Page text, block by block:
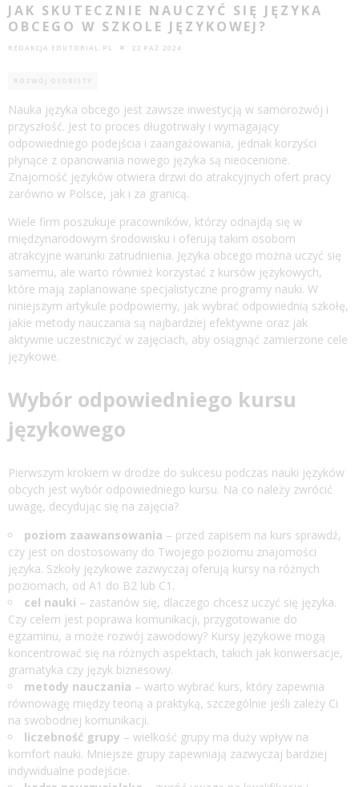
JAK SKUTECZNIE NAUCZYĆ SIĘ JĘZYKA
OBCEGO W SZKOLE JĘZYKOWEJ?
REDAKCJA EDUTORIAL.PL 22 PAŹ 2024
ROZWÓJ OSOBISTY
Nauka języka obcego jest zawsze inwestycją w samorozwój i
przyszłość. Jest to proces długotrwały i wymagający
odpowiedniego podejścia i zaangażowania, jednak korzyści
płynące z opanowania nowego języka są nieocenione.
Znajomość języków otwiera drzwi do atrakcyjnych ofert pracy
zarówno w Polsce, jak i za granicą.
Wiele firm poszukuje pracowników, którzy odnajdą się w
międzynarodowym środowisku i oferują takim osobom
atrakcyjne warunki zatrudnienia. Języka obcego można uczyć się
samemu, ale warto również korzystać z kursów językowych,
które mają zaplanowane specjalistyczne programy nauki. W
niniejszym artykule podpowiemy, jak wybrać odpowiednią szkołę,
jakie metody nauczania są najbardziej efektywne oraz jak
aktywnie uczestniczyć w zajęciach, aby osiągnąć zamierzone cele
językowe.
Wybór odpowiedniego kursu
językowego
Pierwszym krokiem w drodze do sukcesu podczas nauki języków
obcych jest wybór odpowiedniego kursu. Na co należy zwrócić
uwagę, decydując się na zajęcia?
poziom zaawansowania – przed zapisem na kurs sprawdź,
czy jest on dostosowany do Twojego poziomu znajomości
języka. Szkoły językowe zazwyczaj oferują kursy na różnych
poziomach, od A1 do B2 lub C1.
cel nauki – zastanów się, dlaczego chcesz uczyć się języka.
Czy celem jest poprawa komunikacji, przygotowanie do
egzaminu, a może rozwój zawodowy? Kursy językowe mogą
koncentrować się na różnych aspektach, takich jak konwersacje,
gramatyka czy język biznesowy.
metody nauczania – warto wybrać kurs, który zapewnia
równowagę między teorią a praktyką, szczególnie jeśli zależy Ci
na swobodnej komunikacji.
liczebność grupy – wielkość grupy ma duży wpływ na
komfort nauki. Mniejsze grupy zapewniają zazwyczaj bardziej
indywidualne podejście.